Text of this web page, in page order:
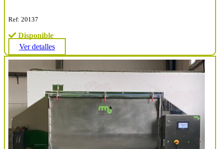
Ref: 20137
Disponible
Ver detalles